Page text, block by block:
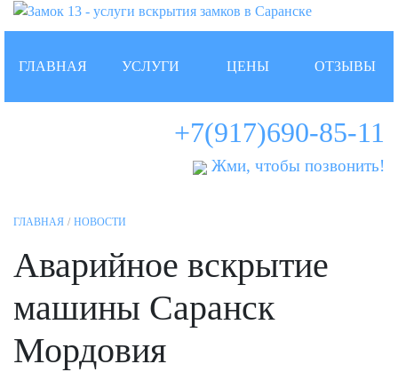
ГЛАВНАЯ УСЛУГИ ЦЕНЫ ОТЗЫВЫ
+7(917)690-85-11
Жми, чтобы позвонить!
ГЛАВНАЯ НОВОСТИ
Аварийное вскрытие
машины Саранск
Мордовия